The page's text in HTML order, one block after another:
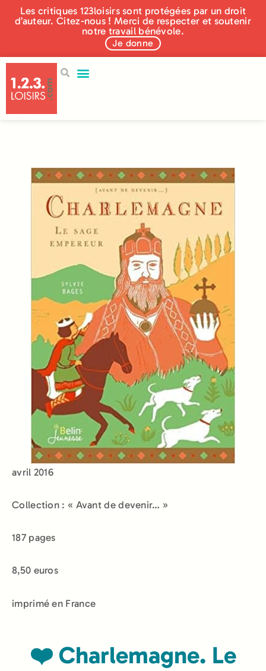
Les critiques 123loisirs sont protégées par un droit
d’auteur. Citez-nous ! Merci de respecter et soutenir
notre travail bénévole.
Je donne
avril 2016
Collection : « Avant de devenir… »
187 pages
8,50 euros
imprimé en France
❤️ Charlemagne. Le